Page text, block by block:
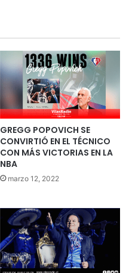
GREGG POPOVICH SE
CONVIRTIÓ EN EL TÉCNICO
CON MÁS VICTORIAS EN LA
NBA
marzo 12, 2022